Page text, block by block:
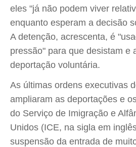
eles "já não podem viver
enquanto esperam a decisão
A detenção, acrescenta, é
pressão" para que desistam e
deportação voluntária.
As últimas ordens executivas
ampliaram as deportações e
do Serviço de Imigração e
Unidos (ICE, na sigla em
suspensão da entrada de